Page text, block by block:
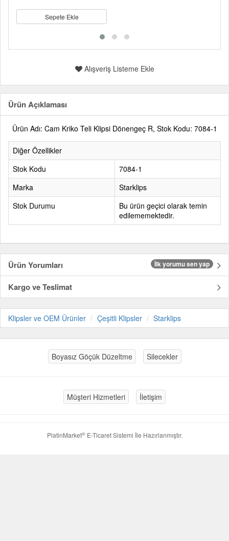
Sepete Ekle
Alışveriş Listeme Ekle
Ürün Açıklaması
Ürün Adı: Cam Kriko Teli Klipsi Dönengeç R, Stok Kodu: 7084-1
Diğer Özellikler
Stok Kodu
7084-1
Marka
Starklips
Stok Durumu
Bu ürün geçici olarak temin
edilememektedir.
Ürün Yorumları İlk yorumu sen yap
Kargo ve Teslimat
Klipsler ve OEM Ürünler Çeşitli Klipsler Starklips
Boyasız Göçük Düzeltme Silecekler
Müşteri Hizmetleri İletişim
PlatinMarket®E-Ticaret Sistemi İle Hazırlanmıştır.